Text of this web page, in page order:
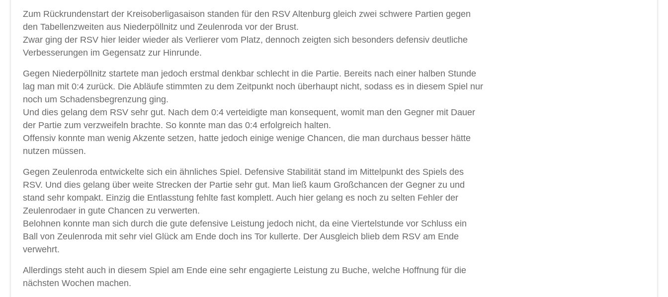
Zum Rückrundenstart der Kreisoberligasaison standen für den RSV Altenburg gleich zwei schwere Partien gegen
den Tabellenzweiten aus Niederpöllnitz und Zeulenroda vor der Brust.
Zwar ging der RSV hier leider wieder als Verlierer vom Platz, dennoch zeigten sich besonders defensiv deutliche
Verbesserungen im Gegensatz zur Hinrunde.
Gegen Niederpöllnitz startete man jedoch erstmal denkbar schlecht in die Partie. Bereits nach einer halben Stunde
lag man mit 0:4 zurück. Die Abläufe stimmten zu dem Zeitpunkt noch überhaupt nicht, sodass es in diesem Spiel nur
noch um Schadensbegrenzung ging.
Und dies gelang dem RSV sehr gut. Nach dem 0:4 verteidigte man konsequent, womit man den Gegner mit Dauer
der Partie zum verzweifeln brachte. So konnte man das 0:4 erfolgreich halten.
Offensiv konnte man wenig Akzente setzen, hatte jedoch einige wenige Chancen, die man durchaus besser hätte
nutzen müssen.
Gegen Zeulenroda entwickelte sich ein ähnliches Spiel. Defensive Stabilität stand im Mittelpunkt des Spiels des
RSV. Und dies gelang über weite Strecken der Partie sehr gut. Man ließ kaum Großchancen der Gegner zu und
stand sehr kompakt. Einzig die Entlasstung fehlte fast komplett. Auch hier gelang es noch zu selten Fehler der
Zeulenrodaer in gute Chancen zu verwerten.
Belohnen konnte man sich durch die gute defensive Leistung jedoch nicht, da eine Viertelstunde vor Schluss ein
Ball von Zeulenroda mit sehr viel Glück am Ende doch ins Tor kullerte. Der Ausgleich blieb dem RSV am Ende
verwehrt.
Allerdings steht auch in diesem Spiel am Ende eine sehr engagierte Leistung zu Buche, welche Hoffnung für die
nächsten Wochen machen.